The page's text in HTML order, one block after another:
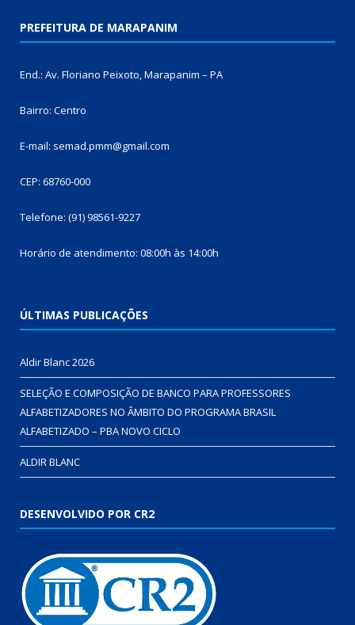
PREFEITURA DE MARAPANIM
End.: Av. Floriano Peixoto, Marapanim – PA
Bairro: Centro
E-mail: semad.pmm@gmail.com
CEP: 68760-000
Telefone: (91) 98561-9227
Horário de atendimento: 08:00h às 14:00h
ÚLTIMAS PUBLICAÇÕES
Aldir Blanc 2026
SELEÇÃO E COMPOSIÇÃO DE BANCO PARA PROFESSORES
ALFABETIZADORES NO ÂMBITO DO PROGRAMA BRASIL
ALFABETIZADO – PBA NOVO CICLO
ALDIR BLANC
DESENVOLVIDO POR CR2